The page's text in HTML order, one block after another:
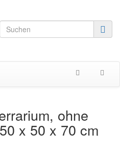
ohne
x 50 x 70 cm